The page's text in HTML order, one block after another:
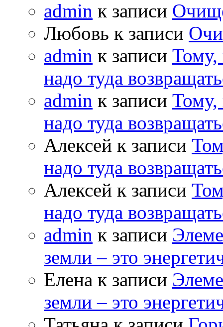
admin к записи
Любовь к записи
admin к записи Тому,
надо туда
admin к записи Тому,
надо туда
Алексей к записи
надо туда
Алексей к записи
надо туда
admin к записи
земли – это
Елена к записи
земли – это